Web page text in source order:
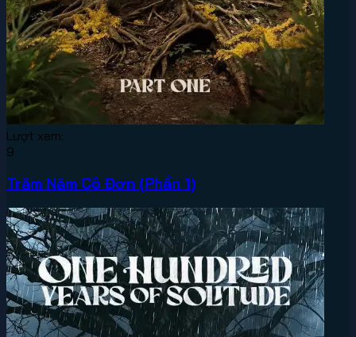
Lượt xem:
9
Trăm Năm Cô Đơn (Phần 1)